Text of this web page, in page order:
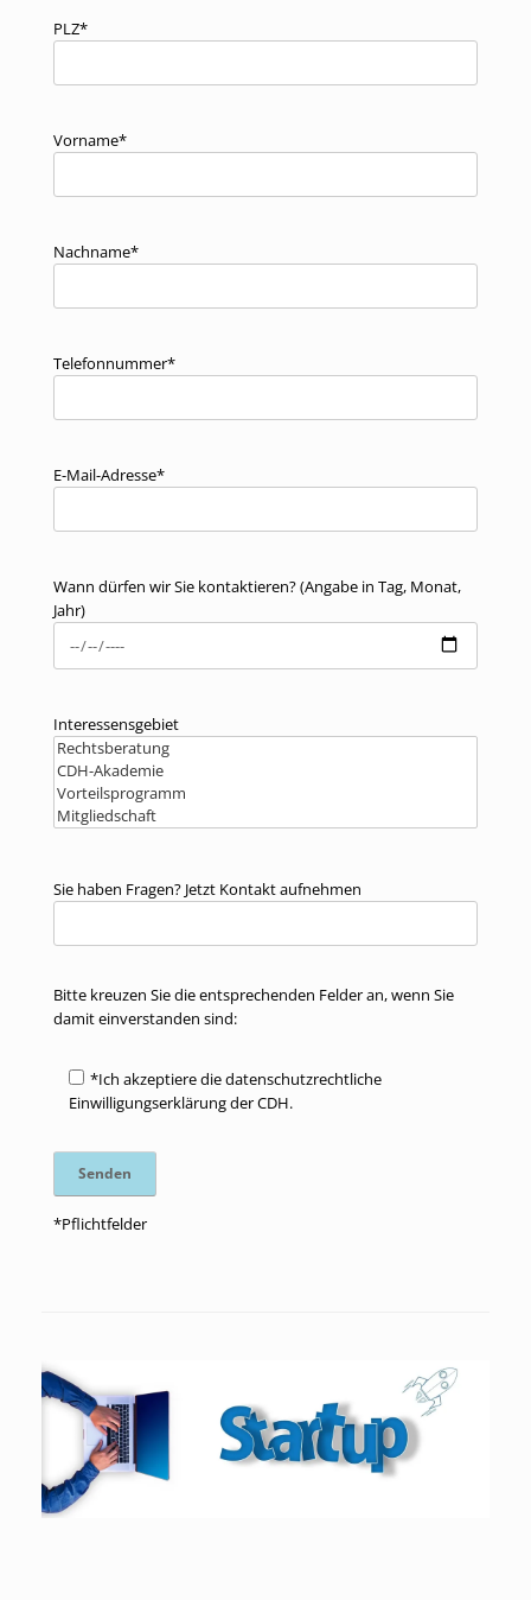
PLZ*
Vorname*
Nachname*
Telefonnummer*
E-Mail-Adresse*
Wann dürfen wir Sie kontaktieren? (Angabe in Tag, Monat,
Jahr)
Interessensgebiet
Sie haben Fragen? Jetzt Kontakt aufnehmen
Bitte kreuzen Sie die entsprechenden Felder an, wenn Sie
damit einverstanden sind:
*Ich akzeptiere die datenschutzrechtliche
Einwilligungserklärung der CDH.
*Pflichtfelder